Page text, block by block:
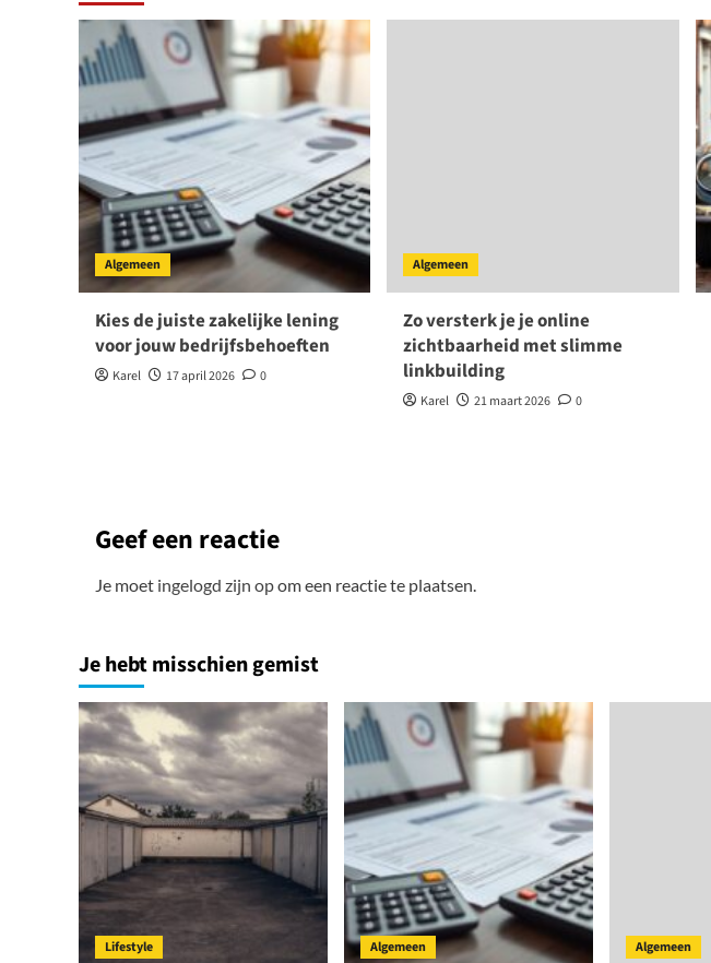
Algemeen
Kies de juiste zakelijke lening
voor jouw bedrijfsbehoeften
Karel 17 april 2026 0
Algemeen
Zo versterk je je online
zichtbaarheid met slimme
linkbuilding
Karel 21 maart 2026 0
Geef een reactie
Je moet ingelogd zijn opom een reactie te plaatsen.
Je hebt misschien gemist
Lifestyle Algemeen Algemeen